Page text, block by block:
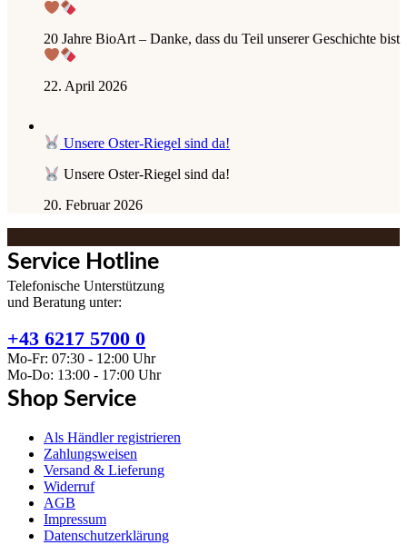
20 Jahre BioArt – Danke, dass du Teil unserer Geschichte bist
22. April 2026
Unsere Oster-Riegel sind da!
Unsere Oster-Riegel sind da!
20. Februar 2026
Service Hotline
Telefonische Unterstützung
und Beratung unter:
+43 6217 5700 0
Mo-Fr: 07:30 - 12:00 Uhr
Mo-Do: 13:00 - 17:00 Uhr
Shop Service
Als Händler registrieren
Zahlungsweisen
Versand & Lieferung
Widerruf
AGB
Impressum
Datenschutzerklärung